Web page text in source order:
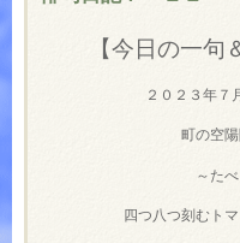
【今日の一句
２０２３年
町の空
～た
四つ八つ刻むト